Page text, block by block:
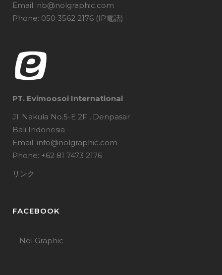
Email: nb@nolgraphic.com
Phone: 050 3562 2176 (IP電話)
PT. Evimoosoi International
Jl. Nakula No.5-E 2F , Denpasar
Bali Indonesia
Email: info@nolgraphic.com
Phone: +62 81 7473 2176
リンク
FACEBOOK
Nol Graphic